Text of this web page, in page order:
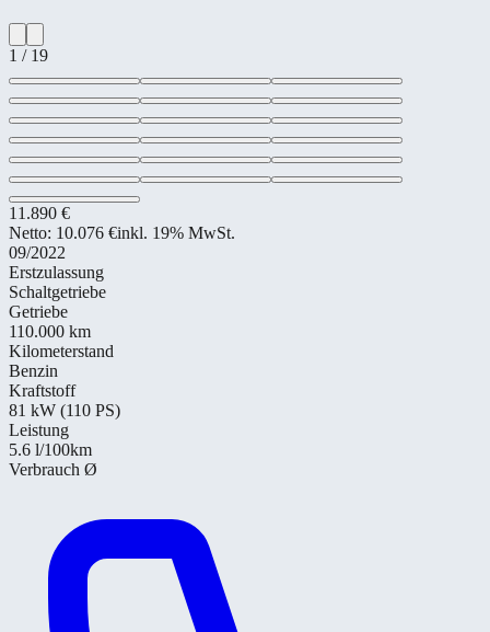
1 / 19
11.890 €
Netto: 10.076 €inkl. 19% MwSt.
09/2022
Erstzulassung
Schaltgetriebe
Getriebe
110.000 km
Kilometerstand
Benzin
Kraftstoff
81 kW (110 PS)
Leistung
5.6 l/100km
Verbrauch Ø